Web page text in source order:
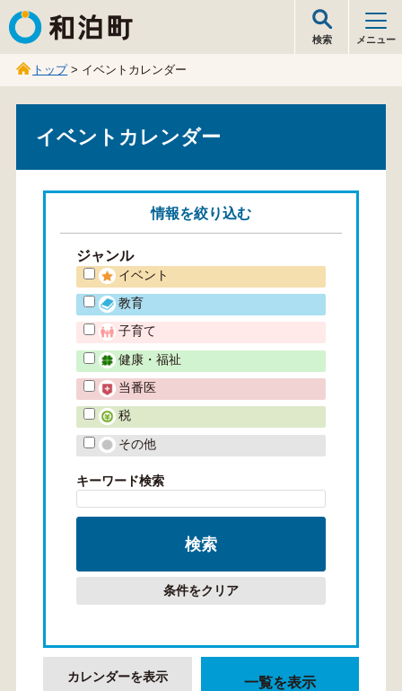
和泊町
検索 メニュー
トップ> イベントカレンダー
イベントカレンダー
情報を絞り込む
ジャンル
イベント
教育
子育て
健康・福祉
当番医
税
その他
キーワード検索
条件をクリア
カレンダーを表示 一覧を表示